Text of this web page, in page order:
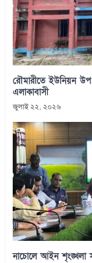
রৌমারীতে ইউনিয়ন উপ
এলাকাবাসী
জুলাই ২২, ২০২৬
নাচোলে আইন শৃংঙ্খলা